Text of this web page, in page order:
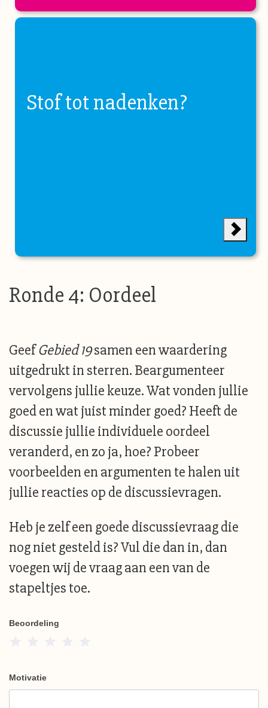
Stof tot nadenken?
Ronde 4: Oordeel
GeefGebied 19samen een waardering
uitgedrukt in sterren. Beargumenteer
vervolgens jullie keuze. Wat vonden jullie
goed en wat juist minder goed? Heeft de
discussie jullie individuele oordeel
veranderd, en zo ja, hoe? Probeer
voorbeelden en argumenten te halen uit
jullie reacties op de discussievragen.
Heb je zelf een goede discussievraag die
nog niet gesteld is? Vul die dan in, dan
voegen wij de vraag aan een van de
stapeltjes toe.
Beoordeling
Motivatie